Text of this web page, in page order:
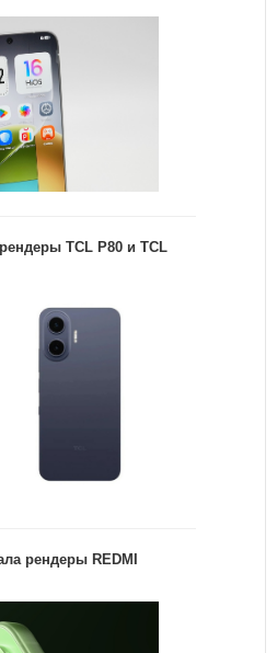
TCL P80 и TCL
рендеры REDMI